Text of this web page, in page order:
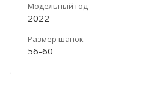
Модельный год
2022
Размер шапок
56-60